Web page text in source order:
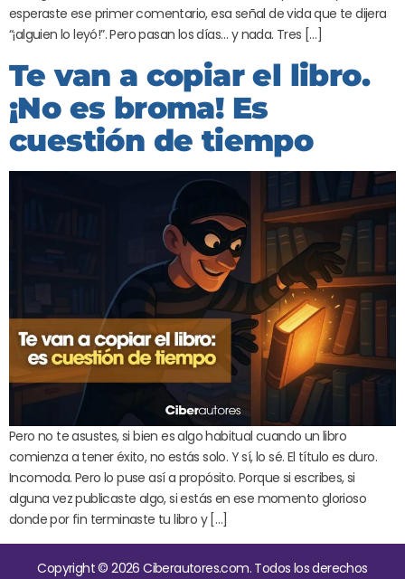
esperaste ese primer comentario, esa señal de vida que te dijera
“¡alguien lo leyó!”. Pero pasan los días… y nada. Tres […]
Te van a copiar el libro.
¡No es broma! Es
cuestión de tiempo
Pero no te asustes, si bien es algo habitual cuando un libro
comienza a tener éxito, no estás solo. Y sí, lo sé. El título es duro.
Incomoda. Pero lo puse así a propósito. Porque si escribes, si
alguna vez publicaste algo, si estás en ese momento glorioso
donde por fin terminaste tu libro y […]
Copyright © 2026 Ciberautores.com. Todos los derechos